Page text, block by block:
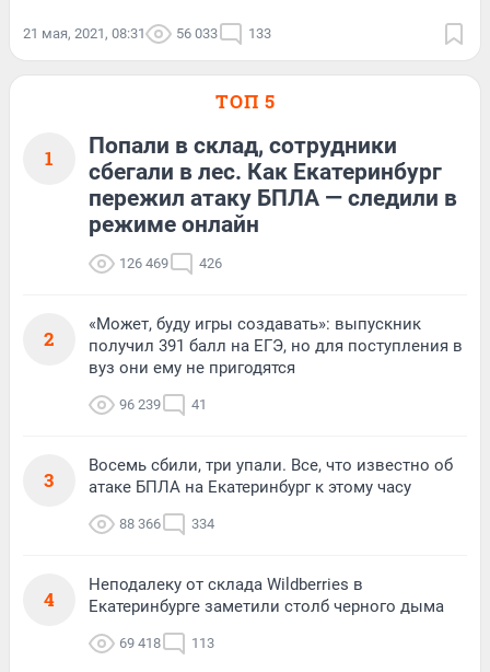
21 мая, 2021, 08:31 56 033 133
ТОП 5
1
Попали в склад, сотрудники
сбегали в лес. Как Екатеринбург
пережил атаку БПЛА — следили в
режиме онлайн
126 469 426
2
«Может, буду игры создавать»: выпускник
получил 391 балл на ЕГЭ, но для поступления в
вуз они ему не пригодятся
96 239 41
3
Восемь сбили, три упали. Все, что известно об
атаке БПЛА на Екатеринбург к этому часу
88 366 334
4
Неподалеку от склада Wildberries в
Екатеринбурге заметили столб черного дыма
69 418 113